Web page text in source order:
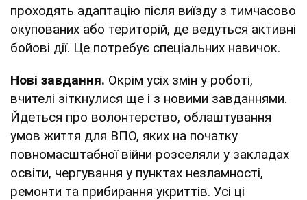
проходять адаптацію після виїзду з тимчасово
окупованих або територій, де ведуться активні
бойові дії. Це потребує спеціальних навичок.
Нові завдання. Окрім усіх змін у роботі,
вчителі зіткнулися ще і з новими завданнями.
Йдеться про волонтерство, облаштування
умов життя для ВПО, яких на початку
повномасштабної війни розселяли у закладах
освіти, чергування у пунктах незламності,
ремонти та прибирання укриттів. Усі ці